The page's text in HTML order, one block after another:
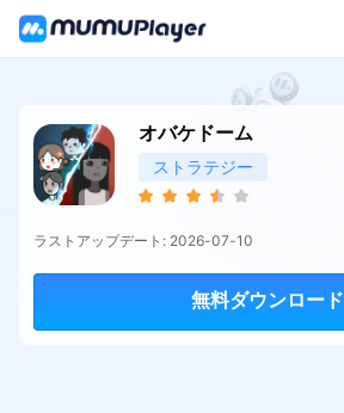
オバケドーム
ストラテジー
ラストアップデート: 2026-07-10
無料ダウンロード